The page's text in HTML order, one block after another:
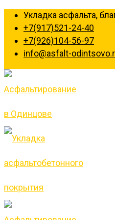
Укладка асфальта,
+7(917)521-24-40
+7(926)104-56-97
info@asfalt-